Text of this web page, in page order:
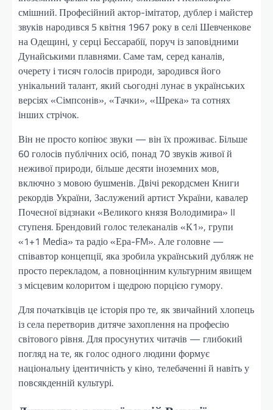
смішний. Професійний актор-імітатор, дублер і майстер
звуків народився 5 квітня 1967 року в селі Шевченкове
на Одещині, у серці Бессарабії, поруч із заповідними
Дунайськими плавнями. Саме там, серед каналів,
очерету і тисяч голосів природи, зародився його
унікальний талант, який сьогодні лунає в українських
версіях «Сімпсонів», «Тачки», «Шрека» та сотнях
інших стрічок.
Він не просто копіює звуки — він їх проживає. Більше
60 голосів публічних осіб, понад 70 звуків живої й
неживої природи, більше десяти іноземних мов,
включно з мовою бушменів. Двічі рекордсмен Книги
рекордів України, Заслужений артист України, кавалер
Почесної відзнаки «Великого князя Володимира» II
ступеня. Брендовий голос телеканалів «К1», групи
«1+1 Media» та радіо «Ера-FM». Але головне —
співавтор концепції, яка зробила український дубляж не
просто перекладом, а повноцінним культурним явищем
з місцевим колоритом і щедрою порцією гумору.
Для початківців це історія про те, як звичайний хлопець
із села перетворив дитяче захоплення на професію
світового рівня. Для просунутих читачів — глибокий
погляд на те, як голос одного людини формує
національну ідентичність у кіно, телебаченні й навіть у
повсякденній культурі.